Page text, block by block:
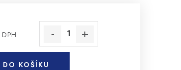
DO KOŠÍKU